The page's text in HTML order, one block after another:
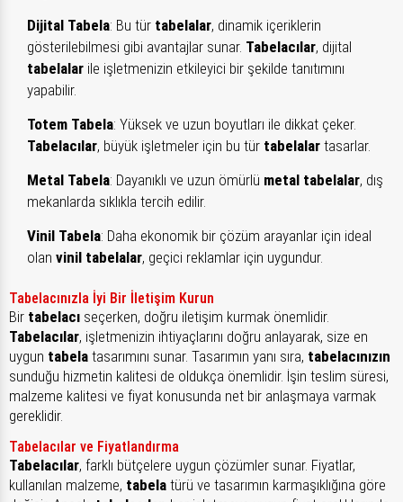
Dijital Tabela: Bu tür tabelalar, dinamik içeriklerin
gösterilebilmesi gibi avantajlar sunar. Tabelacılar, dijital
tabelalar ile işletmenizin etkileyici bir şekilde tanıtımını
yapabilir.
Totem Tabela: Yüksek ve uzun boyutları ile dikkat çeker.
Tabelacılar, büyük işletmeler için bu tür tabelalar tasarlar.
Metal Tabela: Dayanıklı ve uzun ömürlü metal tabelalar, dış
mekanlarda sıklıkla tercih edilir.
Vinil Tabela: Daha ekonomik bir çözüm arayanlar için ideal
olan vinil tabelalar, geçici reklamlar için uygundur.
Tabelacınızla İyi Bir İletişim Kurun
Bir tabelacı seçerken, doğru iletişim kurmak önemlidir.
Tabelacılar, işletmenizin ihtiyaçlarını doğru anlayarak, size en
uygun tabela tasarımını sunar. Tasarımın yanı sıra, tabelacınızın
sunduğu hizmetin kalitesi de oldukça önemlidir. İşin teslim süresi,
malzeme kalitesi ve fiyat konusunda net bir anlaşmaya varmak
gereklidir.
Tabelacılar ve Fiyatlandırma
Tabelacılar, farklı bütçelere uygun çözümler sunar. Fiyatlar,
kullanılan malzeme, tabela türü ve tasarımın karmaşıklığına göre